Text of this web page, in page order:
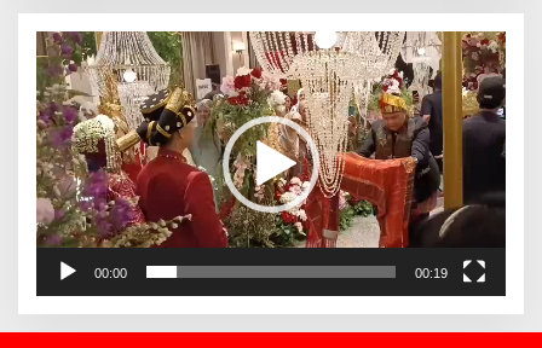
Pemutar
Video
00:00 00:19